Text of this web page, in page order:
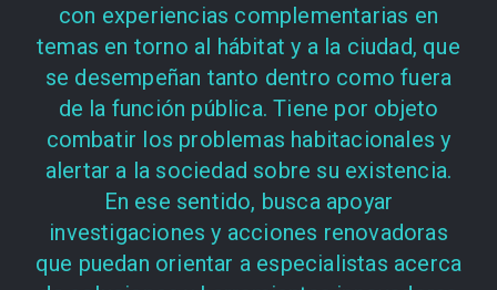
con experiencias complementarias en
temas en torno al hábitat y a la ciudad, que
se desempeñan tanto dentro como fuera
de la función pública. Tiene por objeto
combatir los problemas habitacionales y
alertar a la sociedad sobre su existencia.
En ese sentido, busca apoyar
investigaciones y acciones renovadoras
que puedan orientar a especialistas acerca